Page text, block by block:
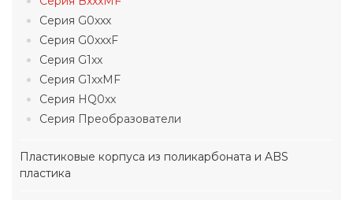
Серия G0xxx
Серия G0xxxF
Серия G1xx
Серия G1xxMF
Серия HQ0xx
Серия Преобразователи
Пластиковые корпуса из поликарбоната и ABS
пластика